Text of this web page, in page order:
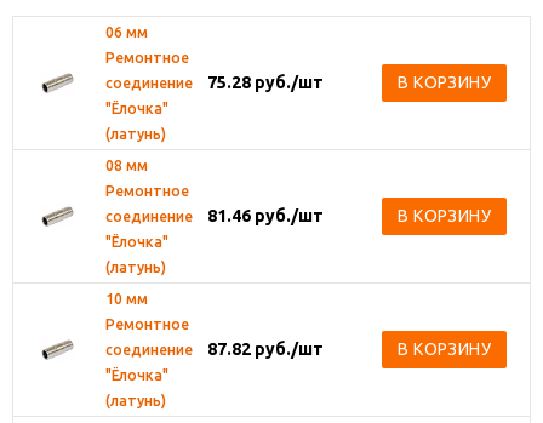
06 мм
Ремонтное
соединение
"Ёлочка"
(латунь)
75.28 руб./шт В КОРЗИНУ
08 мм
Ремонтное
соединение
"Ёлочка"
(латунь)
81.46 руб./шт В КОРЗИНУ
10 мм
Ремонтное
соединение
"Ёлочка"
(латунь)
87.82 руб./шт В КОРЗИНУ